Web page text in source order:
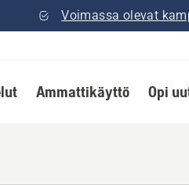
Voimassa olevat
Ammattikäyttö Opi